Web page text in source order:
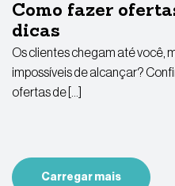
Como fazer
dicas
Os clientes chegam até você,
impossíveis de alcançar?
ofertas de […]
Carregar mais